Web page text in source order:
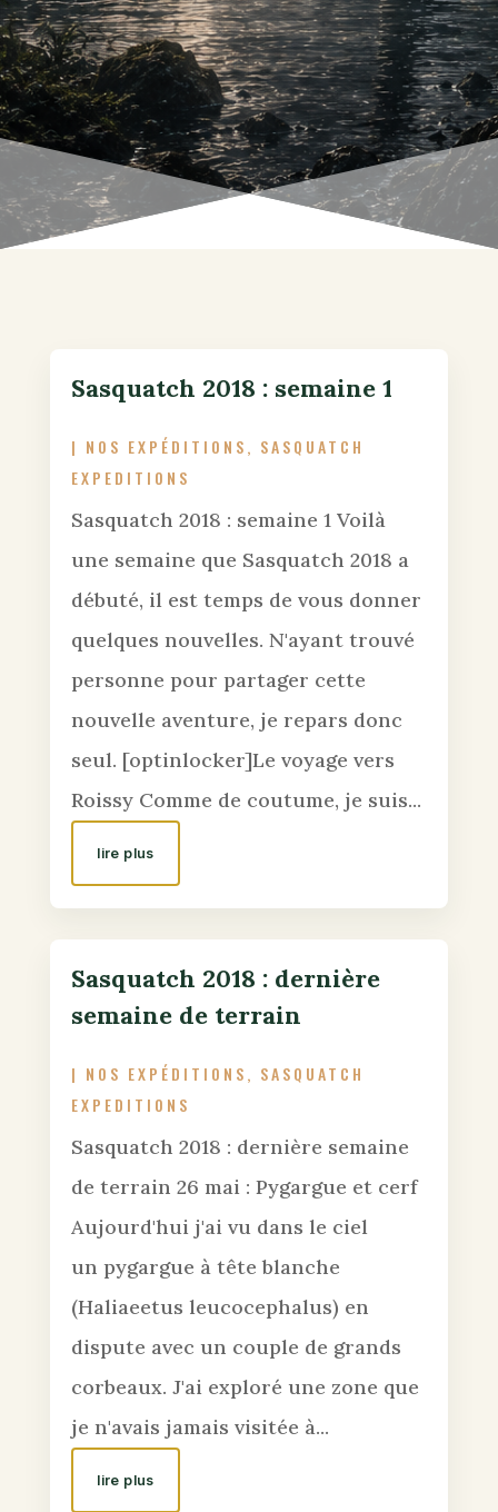
Sasquatch 2018 : semaine 1
| NOS EXPÉDITIONS, SASQUATCH
EXPEDITIONS
Sasquatch 2018 : semaine 1 Voilà
une semaine que Sasquatch 2018 a
débuté, il est temps de vous donner
quelques nouvelles. N'ayant trouvé
personne pour partager cette
nouvelle aventure, je repars donc
seul. [optinlocker]Le voyage vers
Roissy Comme de coutume, je suis...
lire plus
Sasquatch 2018 : dernière
semaine de terrain
| NOS EXPÉDITIONS, SASQUATCH
EXPEDITIONS
Sasquatch 2018 : dernière semaine
de terrain 26 mai : Pygargue et cerf
Aujourd'hui j'ai vu dans le ciel
un pygargue à tête blanche
(Haliaeetus leucocephalus) en
dispute avec un couple de grands
corbeaux. J'ai exploré une zone que
je n'avais jamais visitée à...
lire plus